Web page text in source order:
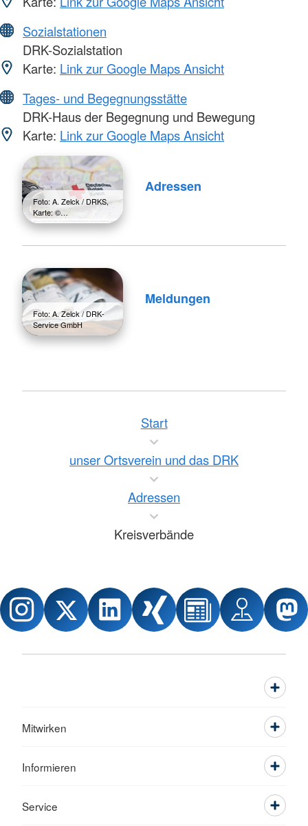
Sozialstationen
DRK-Sozialstation
Karte: Link zur Google Maps Ansicht
Tages- und Begegnungsstätte
DRK-Haus der Begegnung und Bewegung
Karte: Link zur Google Maps Ansicht
Foto: A. Zelck / DRKS,
Karte: ©…
Adressen
Foto: A. Zelck / DRK-
Service GmbH
Meldungen
Start
unser Ortsverein und das DRK
Adressen
Kreisverbände
Mitwirken
Informieren
Service